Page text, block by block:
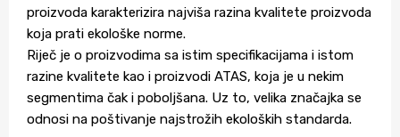
proizvoda karakterizira najviša razina kvalitete proizvoda
koja prati ekološke norme.
Riječ je o proizvodima sa istim specifikacijama i istom
razine kvalitete kao i proizvodi ATAS, koja je u nekim
segmentima čak i poboljšana. Uz to, velika značajka se
odnosi na poštivanje najstrožih ekoloških standarda.